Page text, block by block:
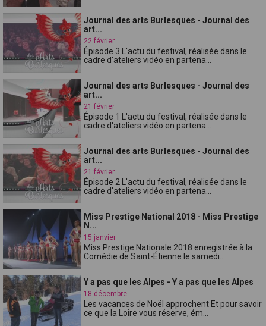
Journal des arts Burlesques - Journal des
art...
22 février
Épisode 3 L'actu du festival, réalisée dans le
cadre d'ateliers vidéo en partena...
Journal des arts Burlesques - Journal des
art...
21 février
Épisode 1 L'actu du festival, réalisée dans le
cadre d'ateliers vidéo en partena...
Journal des arts Burlesques - Journal des
art...
21 février
Épisode 2 L'actu du festival, réalisée dans le
cadre d'ateliers vidéo en partena...
Miss Prestige National 2018 - Miss Prestige
N...
15 janvier
Miss Prestige Nationale 2018 enregistrée à la
Comédie de Saint-Étienne le samedi...
Y a pas que les Alpes - Y a pas que les Alpes
18 décembre
Les vacances de Noël approchent Et pour savoir
ce que la Loire vous réserve, ém...